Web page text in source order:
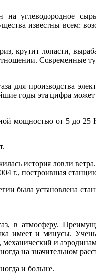
углеводородное
известны всем:
крутит лопасти,
для производства
годы эта цифра может
мощностью от 5 до
история ловли
г., построившая
была установлена
в атмосферу.
имеет и минусы.
и
на значительном
и больше.